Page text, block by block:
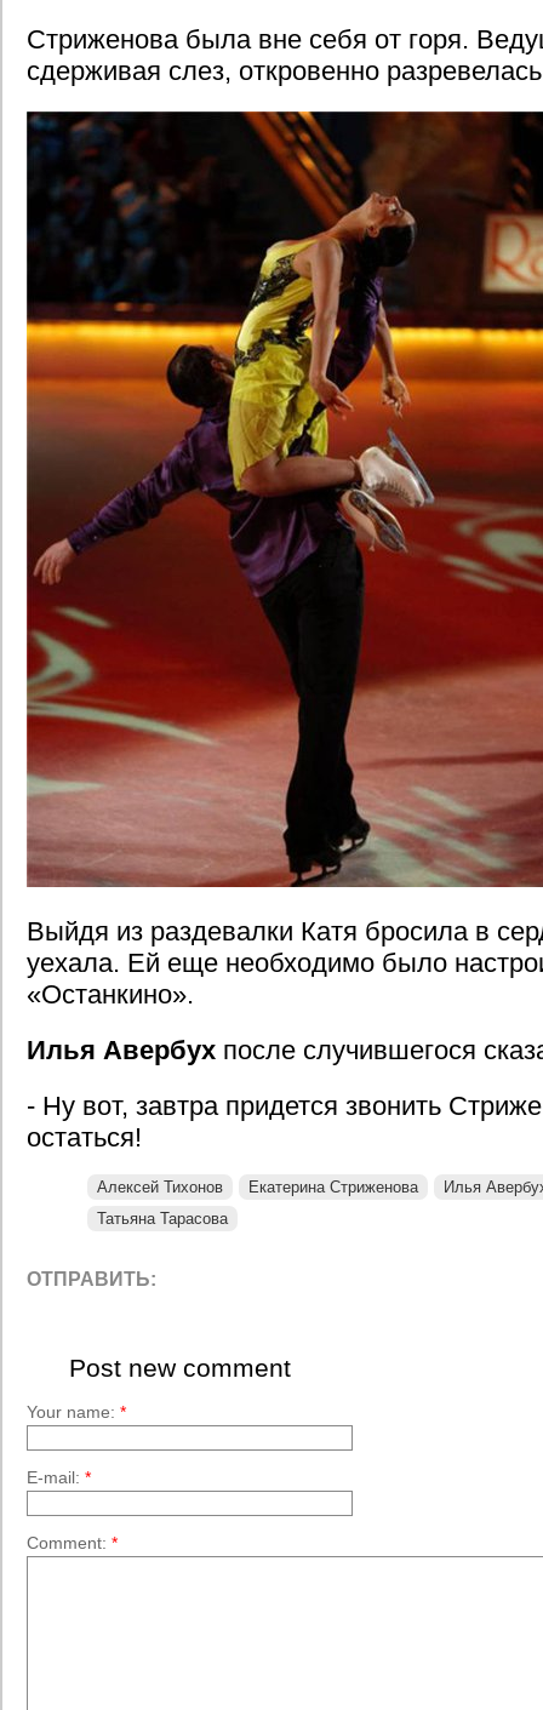
Стриженова была вне себя от горя.
сдерживая слез, откровенно
Выйдя из раздевалки Катя бросила в
уехала. Ей еще необходимо было
«Останкино».
Илья Авербух после случившегося
- Ну вот, завтра придется звонить
остаться!
Алексей Тихонов Екатерина Стриженова
Илья
Татьяна Тарасова
ОТПРАВИТЬ:
Post new comment
Your name: *
E-mail: *
Comment: *